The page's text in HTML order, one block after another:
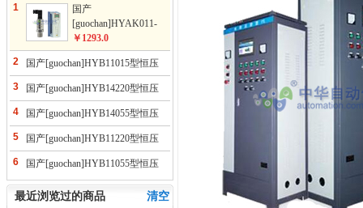
1
国产
[guochan]HYAK011-
016型高性价比套餐组
合
￥1293.0
2
国产[guochan]HYB11015型恒压
供水控制柜(ABB变频）
3
国产[guochan]HYB14220型恒压
供水控制柜(ABB变频）
4
国产[guochan]HYB14055型恒压
供水控制柜(ABB变频）
5
国产[guochan]HYB11220型恒压
供水控制柜(ABB变频）
6
国产[guochan]HYB11055型恒压
供水控制柜(ABB变频）
清空
最近浏览过的商品